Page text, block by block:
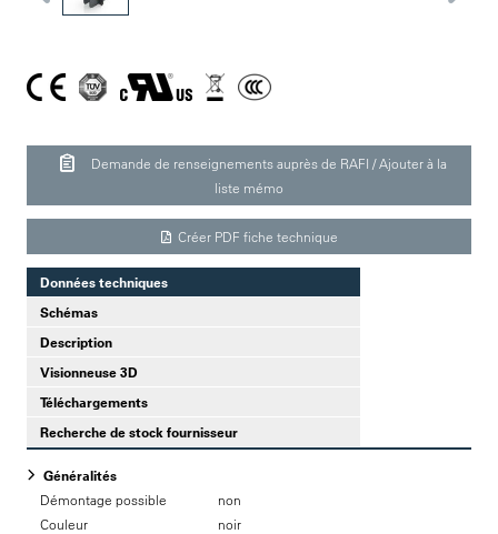
liste mémo
Créer PDF fiche technique
Données techniques
Schémas
Description
Visionneuse 3D
Téléchargements
Recherche de stock fournisseur
Généralités
Démontage possible
non
Couleur
noir